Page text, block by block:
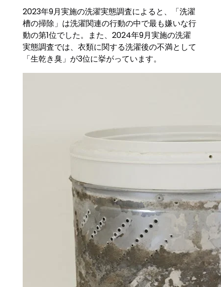
2023年9月実施の洗濯実態調査によると、「洗濯
槽の掃除」は洗濯関連の行動の中で最も嫌いな行
動の第1位でした。また、2024年9月実施の洗濯
実態調査では、衣類に関する洗濯後の不満として
「生乾き臭」が3位に挙がっています。